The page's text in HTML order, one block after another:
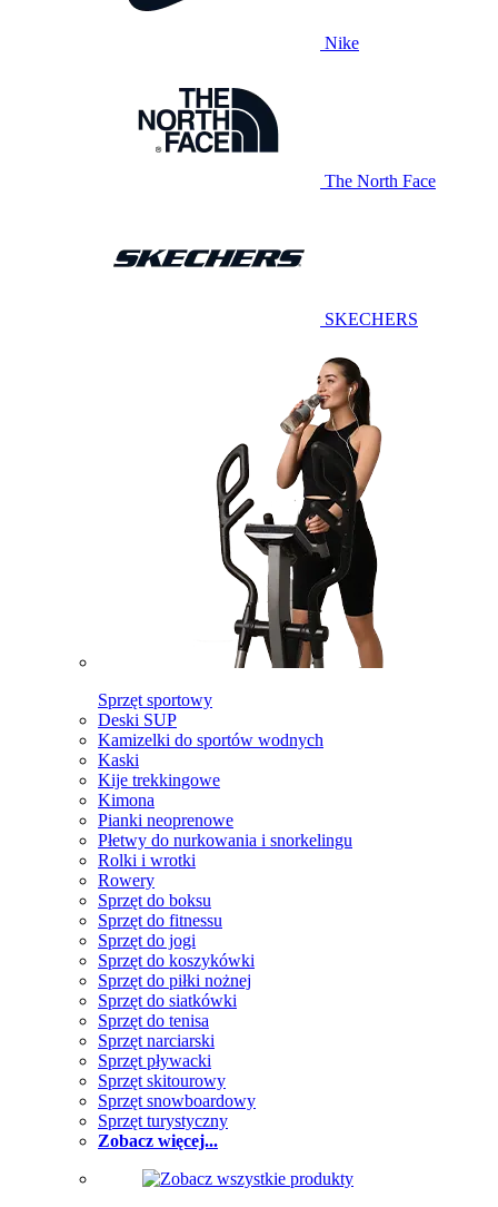
Nike
The North Face
SKECHERS
Sprzęt sportowy
Deski SUP
Kamizelki do sportów wodnych
Kaski
Kije trekkingowe
Kimona
Pianki neoprenowe
Płetwy do nurkowania i snorkelingu
Rolki i wrotki
Rowery
Sprzęt do boksu
Sprzęt do fitnessu
Sprzęt do jogi
Sprzęt do koszykówki
Sprzęt do piłki nożnej
Sprzęt do siatkówki
Sprzęt do tenisa
Sprzęt narciarski
Sprzęt pływacki
Sprzęt skitourowy
Sprzęt snowboardowy
Sprzęt turystyczny
Zobacz więcej...